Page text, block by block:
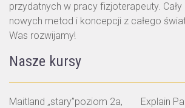
przydatnych w pracy fizjoterapeuty.
nowych metod i koncepcji z całego
Was rozwijamy!
Nasze kursy
Maitland „stary”poziom 2a,
Explain